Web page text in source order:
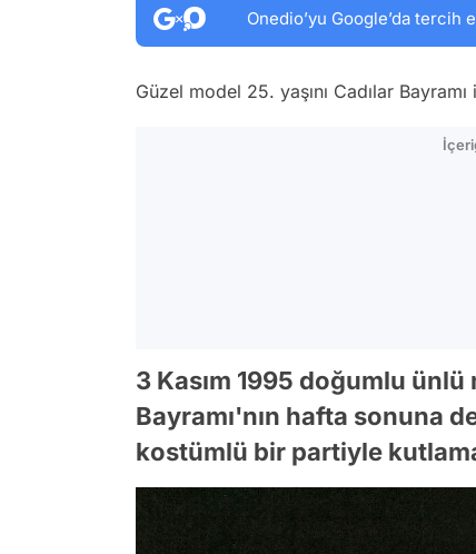
Onedio’yu Google’da tercih
Güzel model 25. yaşını Cadılar
3 Kasım 1995 doğumlu ünlü
Bayramı'nın hafta sonuna
kostümlü bir partiyle